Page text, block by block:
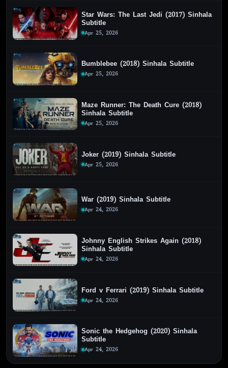
Star Wars: The Last Jedi (2017) Sinhala
Subtitle
Apr 25, 2026
Bumblebee (2018) Sinhala Subtitle
Apr 25, 2026
Maze Runner: The Death Cure (2018)
Sinhala Subtitle
Apr 25, 2026
Joker (2019) Sinhala Subtitle
Apr 25, 2026
War (2019) Sinhala Subtitle
Apr 24, 2026
Johnny English Strikes Again (2018)
Sinhala Subtitle
Apr 24, 2026
Ford v Ferrari (2019) Sinhala Subtitle
Apr 24, 2026
Sonic the Hedgehog (2020) Sinhala
Subtitle
Apr 24, 2026